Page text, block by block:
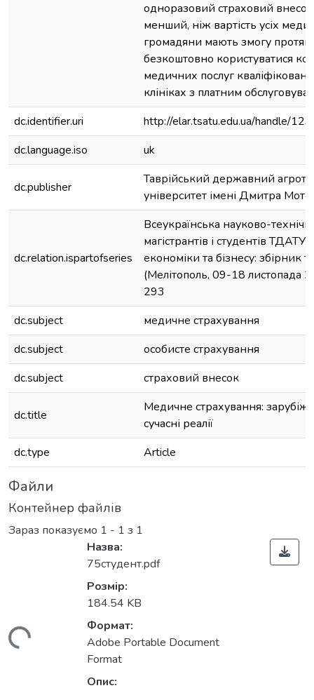
одноразовий страховий
менший, ніж вартість усіх
громадяни мають змогу
безкоштовно користуватися
медичних послуг
клініках з платним
dc.identifier.uri
http://elar.tsatu.edu.ua/handle/
dc.language.iso
uk
dc.publisher
Таврійський державний
університет імені Дмитра
dc.relation.ispartofseries
Всеукраїнська науково-
магістрантів і студентів
економіки та бізнесу: збірник
(Мелітополь, 09-18 листопада
293
dc.subject
медичне страхування
dc.subject
особисте страхування
dc.subject
страховий внесок
dc.title
Медичне страхування:
сучасні реалії
dc.type
Article
Файли
Контейнер файлів
Зараз показуємо 1 - 1 з 1
Назва:
75студент.pdf
Розмір:
184.54 KB
Формат:
Adobe Portable Document
Format
Опис: